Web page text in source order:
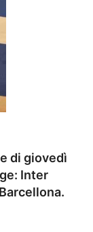
di giovedì
Inter